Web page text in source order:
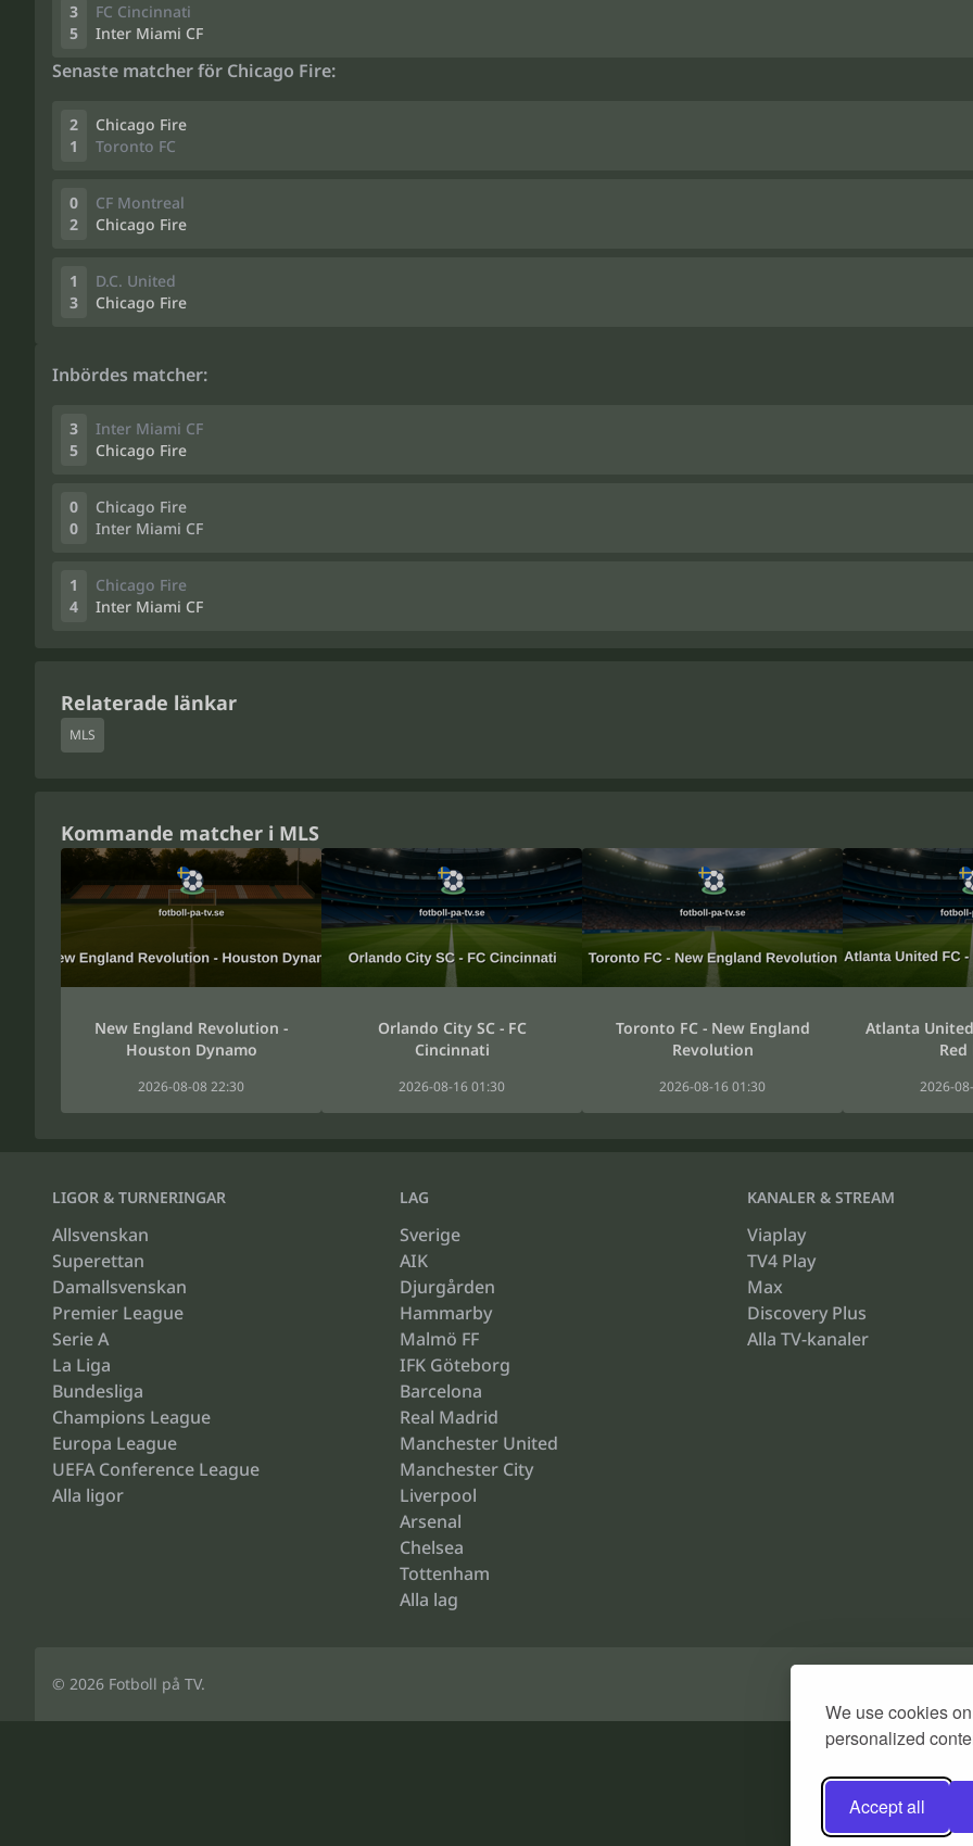
We use cookies
personalized
Accept all
3
5
FC Cincinnati
Inter Miami CF
Senaste matcher för Chicago Fire:
2
1
Chicago Fire
Toronto FC
0
2
CF Montreal
Chicago Fire
1
3
D.C. United
Chicago Fire
Inbördes matcher:
3
5
Inter Miami CF
Chicago Fire
0
0
Chicago Fire
Inter Miami CF
1
4
Chicago Fire
Inter Miami CF
Relaterade länkar
MLS
Kommande matcher i MLS
New England Revolution -
Houston Dynamo
2026-08-08 22:30
Orlando City SC - FC
Cincinnati
2026-08-16 01:30
Toronto FC - New England
Revolution
2026-08-16 01:30
Atlanta
Red
2026-
LIGOR & TURNERINGAR
Allsvenskan
Superettan
Damallsvenskan
Premier League
Serie A
La Liga
Bundesliga
Champions League
Europa League
UEFA Conference League
Alla ligor
LAG
Sverige
AIK
Djurgården
Hammarby
Malmö FF
IFK Göteborg
Barcelona
Real Madrid
Manchester United
Manchester City
Liverpool
Arsenal
Chelsea
Tottenham
Alla lag
KANALER & STREAM
Viaplay
TV4 Play
Max
Discovery Plus
Alla TV-kanaler
© 2026 Fotboll på TV.